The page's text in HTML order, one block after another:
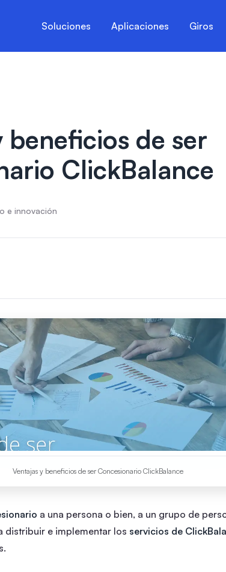
Soluciones Aplicaciones Giros
beneficios de ser
ClickBalance
e innovación
Ventajas y beneficios de ser Concesionario ClickBalance
a una persona o bien, a un grupo de
distribuir e implementar los servicios de